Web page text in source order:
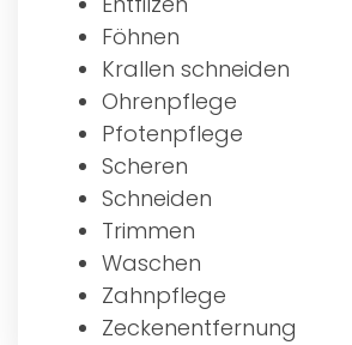
Föhnen
Krallen schneiden
Ohrenpflege
Pfotenpflege
Scheren
Schneiden
Trimmen
Waschen
Zahnpflege
Zeckenentfernung